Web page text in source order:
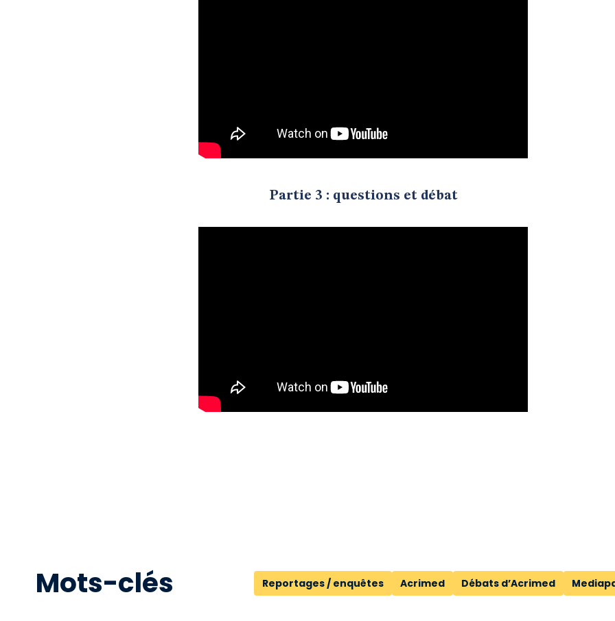
Partie 3 : questions et débat
Mots-clés Reportages / enquêtes Acrimed Débats d’Acrimed